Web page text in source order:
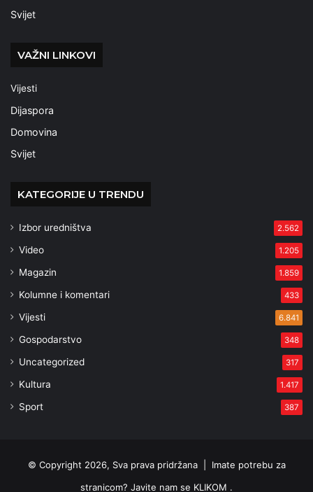
Svijet
VAŽNI LINKOVI
Vijesti
Dijaspora
Domovina
Svijet
KATEGORIJE U TRENDU
Izbor uredništva 2.562
Video 1.205
Magazin 1.859
Kolumne i komentari 433
Vijesti 6.841
Gospodarstvo 348
Uncategorized 317
Kultura 1.417
Sport 387
© Copyright 2026, Sva prava pridržana | Imate potrebu za
stranicom? Javite nam se KLIKOM .